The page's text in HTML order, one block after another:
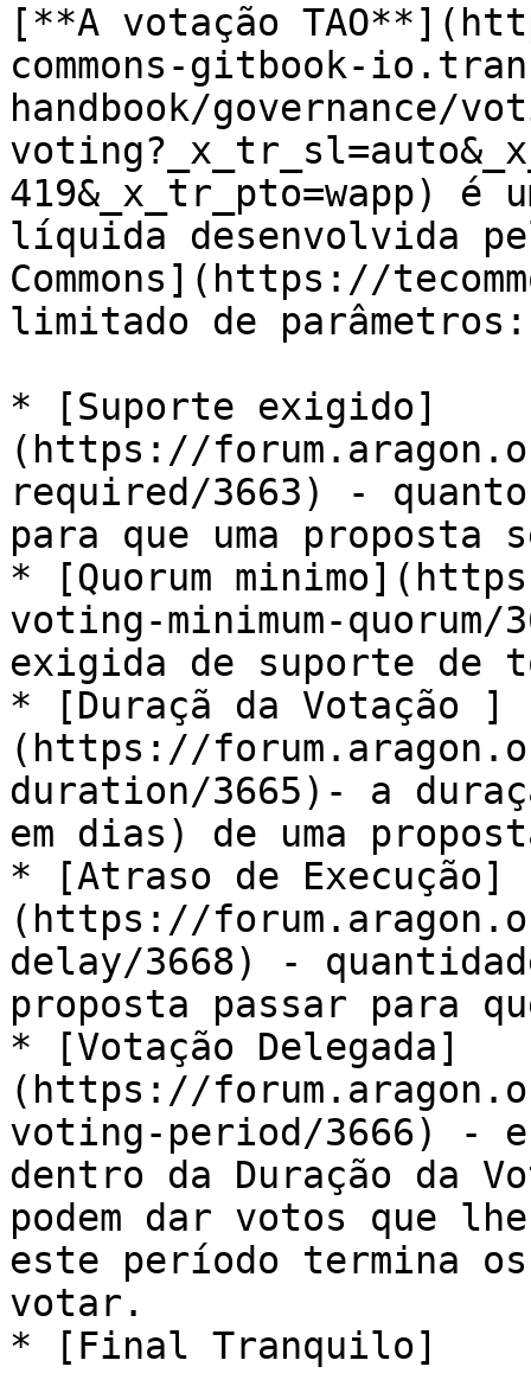
[**A votação
commons-gitbook-
handbook/governance/
419&_x_tr_pto=wapp) é
líquida desenvolvida
Commons](https://
limitado de parâmetros:
* ​[Suporte exigido]
(https://
required/3663) -
para que uma proposta
* [Quorum
voting-minimum-
exigida de suporte de
* [Duraçã da Votação ]
(https://
duration/3665)- a
em dias) de uma
* ​[Atraso de Execução]
(https://
delay/3668) -
proposta passar para
* [​Votação Delegada]
(https://
voting-period/3666) -
dentro da Duração da
podem dar votos que
este período termina os
votar.
* ​[Final Tranquilo]